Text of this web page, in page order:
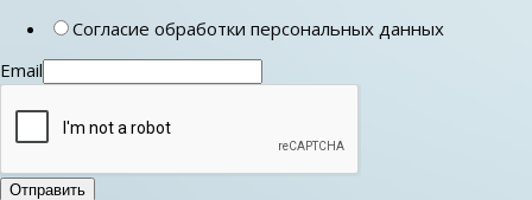
Согласие обработки персональных данных
Email
Отправить